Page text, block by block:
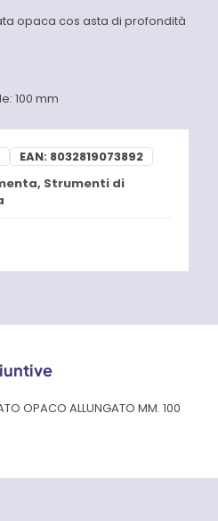
opaca cos asta di profondità
100 mm
EAN: 8032819073892
, Strumenti di
OPACO ALLUNGATO MM. 100